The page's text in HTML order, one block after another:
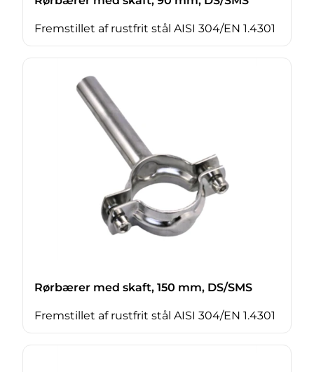
Fremstillet af rustfrit stål AISI 304/EN 1.4301
Rørbærer med skaft, 150 mm, DS/SMS
Fremstillet af rustfrit stål AISI 304/EN 1.4301